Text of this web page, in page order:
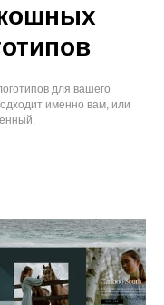
для вашего
именно вам, или